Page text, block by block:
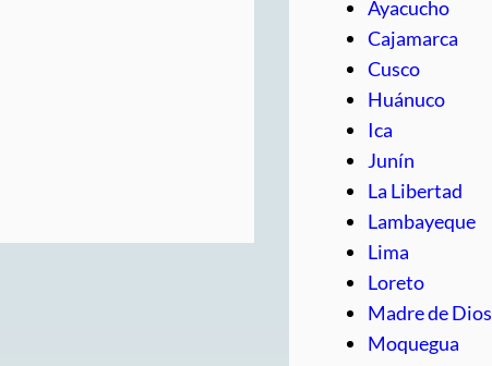
Ayacucho
Cajamarca
Cusco
Huánuco
Ica
Junín
La Libertad
Lambayeque
Lima
Loreto
Madre de Dios
Moquegua